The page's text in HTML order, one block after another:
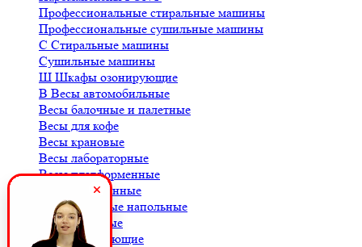
Профессиональные стиральные машины
Профессиональные сушильные машины
С Стиральные машины
Сушильные машины
Ш Шкафы озонирующие
В Весы автомобильные
Весы балочные и палетные
Весы для кофе
Весы крановые
Весы лабораторные
Весы платформенные
Весы порционные
Весы товарные напольные
Весы торговые
ККомплектующие